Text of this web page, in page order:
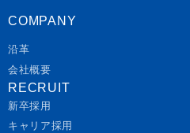
COMPANY
沿革
会社概要
RECRUIT
新卒採用
キャリア採用